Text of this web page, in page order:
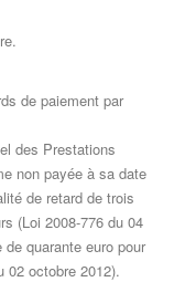
de paiement par
des Prestations
non payée à sa date
de retard de trois
(Loi 2008-776 du 04
quarante euro pour
02 octobre 2012).